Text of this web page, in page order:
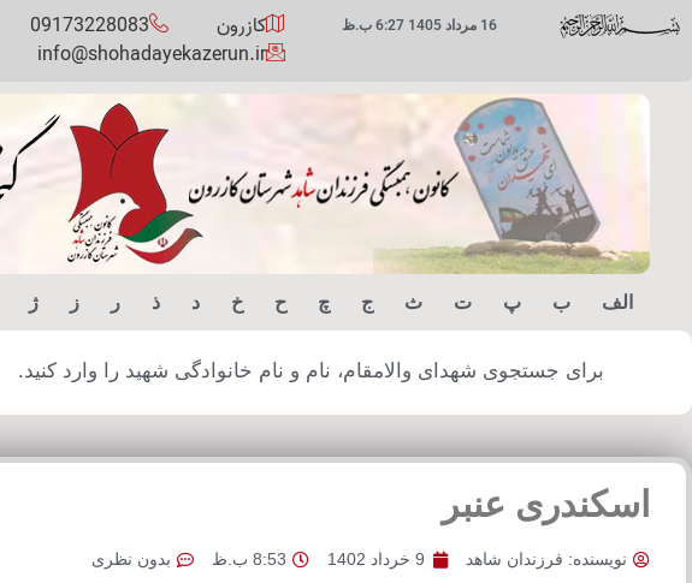
16 مرداد 1405 6:27 ب.ظ کازرون
09173228083
info@shohadayekazerun.ir
الف ب پ ت ث ج چ ح خ د ذ ر ز ژ
برای جستجوی شهدای والامقام، نام و نام خانوادگی شهید را وارد کنید.
اسکندری عنبر
نویسنده: فرزندان شاهد 9 خرداد 1402 8:53 ب.ظ بدون نظری